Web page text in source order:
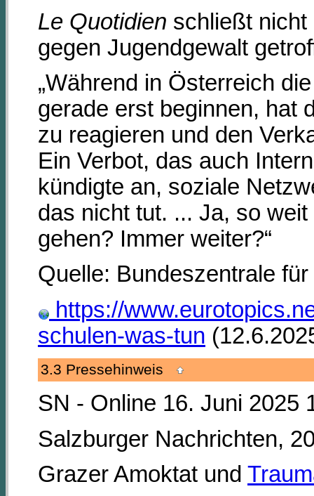
Le Quotidien schließt
gegen Jugendgewalt
„Während in Österreich
gerade erst beginnen, hat
zu reagieren und den
Ein Verbot, das auch
kündigte an, soziale
das nicht tut. ... Ja, so
gehen? Immer weiter?“
Quelle: Bundeszentrale
https://
schulen-was-tun
3.3 Pressehinweis
SN - Online 16. Juni 2025
Salzburger Nachrichten,
Grazer Amoktat und